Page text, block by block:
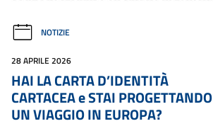
NOTIZIE
28 APRILE 2026
HAI LA CARTA D’IDENTITÀ
CARTACEA e STAI PROGETTANDO
UN VIAGGIO IN EUROPA?